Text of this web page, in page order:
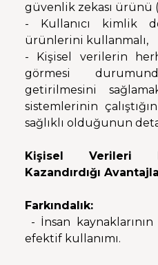
güvenlik zekası ürünü
- Kullanıcı kimlik
ürünlerini kullanmalı,
- Kişisel verilerin
görmesi
getirilmesini
sistemlerinin
sağlıklı olduğunun
Kişisel Verileri
Kazandırdığı
Farkındalık:
- İnsan
efektif kullanımı.